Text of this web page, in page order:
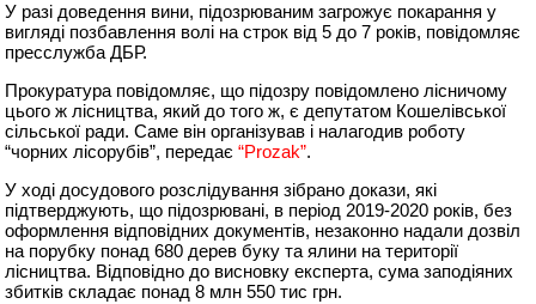
У разі доведення вини, підозрюваним загрожує покарання у
вигляді позбавлення волі на строк від 5 до 7 років, повідомляє
пресслужба ДБР.
Прокуратура повідомляє, що підозру повідомлено лісничому
цього ж лісництва, який до того ж, є депутатом Кошелівської
сільської ради. Саме він організував і налагодив роботу
“чорних лісорубів”, передає“Prozak”.
У ході досудового розслідування зібрано докази, які
підтверджують, що підозрювані, в період 2019-2020 років, без
оформлення відповідних документів, незаконно надали дозвіл
на порубку понад 680 дерев буку та ялини на території
лісництва. Відповідно до висновку експерта, сума заподіяних
збитків складає понад 8 млн 550 тис грн.